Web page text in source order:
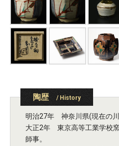
陶歴 / History
明治27年 神奈川県(現在の川
大正2年 東京高等工業学校
師事。